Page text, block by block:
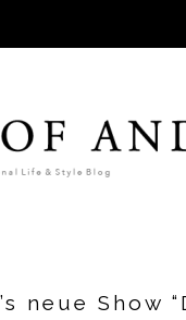
neue Show